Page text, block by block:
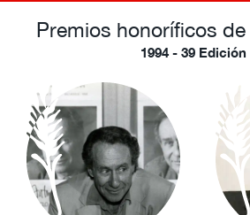
Premios honoríficos
1994 - 39 Edición